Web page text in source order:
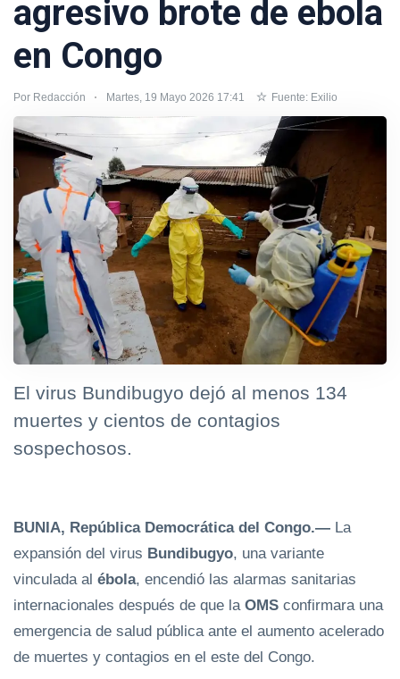
agresivo brote de ebola
en Congo
Por Redacción Martes, 19 Mayo 2026 17:41 Fuente: Exilio
El virus Bundibugyo dejó al menos 134
muertes y cientos de contagios
sospechosos.
BUNIA, República Democrática del Congo.— La
expansión del virus Bundibugyo, una variante
vinculada al ébola, encendió las alarmas sanitarias
internacionales después de que la OMS confirmara una
emergencia de salud pública ante el aumento acelerado
de muertes y contagios en el este del Congo.